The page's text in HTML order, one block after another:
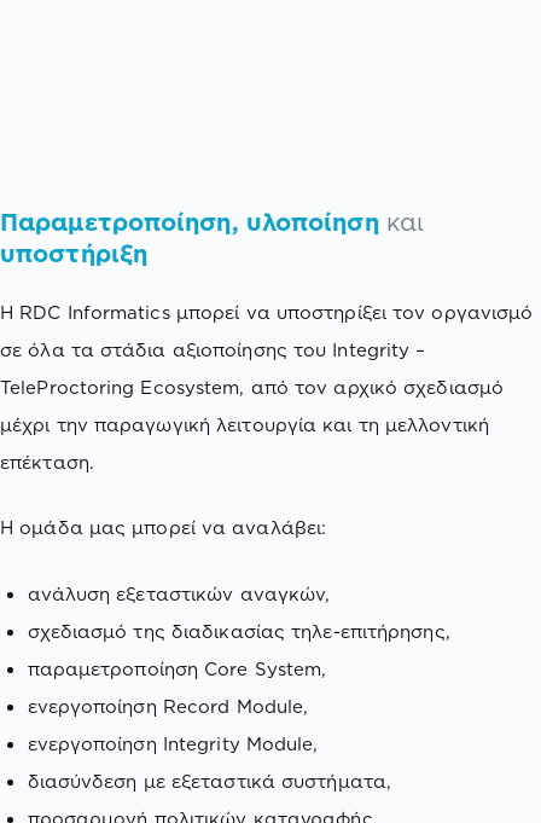
Παραμετροποίηση, υλοποίηση και
υποστήριξη
Η RDC Informatics μπορεί να υποστηρίξει τον οργανισμό
σε όλα τα στάδια αξιοποίησης του Integrity –
TeleProctoring Ecosystem, από τον αρχικό σχεδιασμό
μέχρι την παραγωγική λειτουργία και τη μελλοντική
επέκταση.
Η ομάδα μας μπορεί να αναλάβει:
ανάλυση εξεταστικών αναγκών,
σχεδιασμό της διαδικασίας τηλε-επιτήρησης,
παραμετροποίηση Core System,
ενεργοποίηση Record Module,
ενεργοποίηση Integrity Module,
διασύνδεση με εξεταστικά συστήματα,